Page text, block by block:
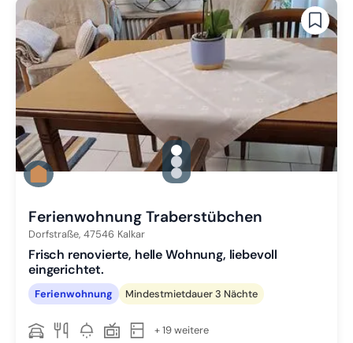
gallery.slide_selector
Zu Slide 1 wechseln
Zu Slide 2 wechseln
Zu Slide 3 wechseln
Ferienwohnung Traberstübchen
Dorfstraße, 47546 Kalkar
Frisch renovierte, helle Wohnung, liebevoll
eingerichtet.
Ferienwohnung Mindestmietdauer 3 Nächte
+ 19 weitere